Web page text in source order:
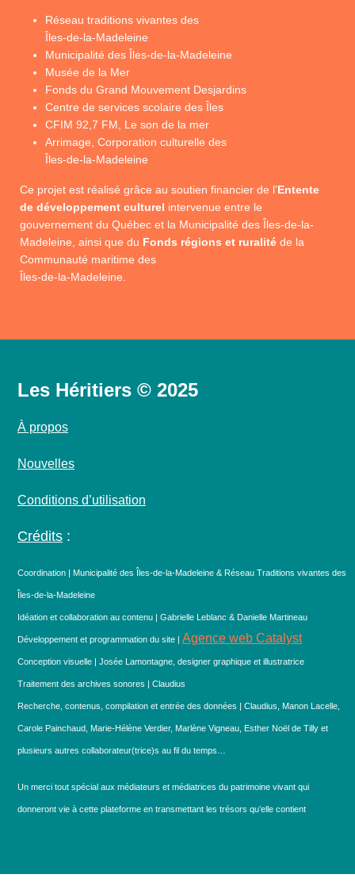
Réseau traditions vivantes des
Îles-de-la-Madeleine
Municipalité des Îles-de-la-Madeleine
Musée de la Mer
Fonds du Grand Mouvement Desjardins
Centre de services scolaire des Îles
CFIM 92,7 FM, Le son de la mer
Arrimage, Corporation culturelle des
Îles-de-la-Madeleine
Ce projet est réalisé grâce au soutien financier de l’Entente
de développement culturel intervenue entre le
gouvernement du Québec et la Municipalité des Îles-de-la-
Madeleine, ainsi que du Fonds régions et ruralité de la
Communauté maritime des
Îles-de-la-Madeleine.
Les Héritiers © 2025
À propos
Nouvelles
Conditions d’utilisation
Crédits :
Coordination | Municipalité des Îles-de-la-Madeleine & Réseau Traditions vivantes des
Îles-de-la-Madeleine
Idéation et collaboration au contenu | Gabrielle Leblanc & Danielle Martineau
Développement et programmation du site | Agence web Catalyst
Conception visuelle | Josée Lamontagne, designer graphique et illustratrice
Traitement des archives sonores | Claudius
Recherche, contenus, compilation et entrée des données | Claudius, Manon Lacelle,
Carole Painchaud, Marie-Hélène Verdier, Marlène Vigneau, Esther Noël de Tilly et
plusieurs autres collaborateur(trice)s au fil du temps…
Un merci tout spécial aux médiateurs et médiatrices du patrimoine vivant qui
donneront vie à cette plateforme en transmettant les trésors qu’elle contient